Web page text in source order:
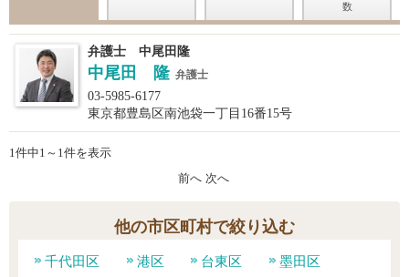
数
弁護士 中尾田隆
中尾田 隆 弁護士
03-5985-6177
東京都豊島区南池袋一丁目16番15号
1件中1～1件を表示
前へ 次へ
他の市区町村で絞り込む
千代田区 港区 台東区
墨田区